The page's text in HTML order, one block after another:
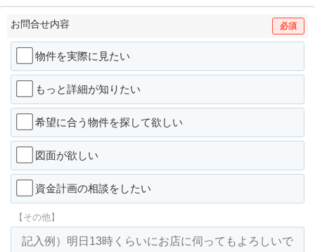
お問合せ内容 必須
物件を実際に見たい
もっと詳細が知りたい
希望に合う物件を探して欲しい
図面が欲しい
資金計画の相談をしたい
【その他】